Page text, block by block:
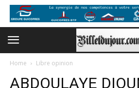
Home Libre opinion
ABDOULAYE